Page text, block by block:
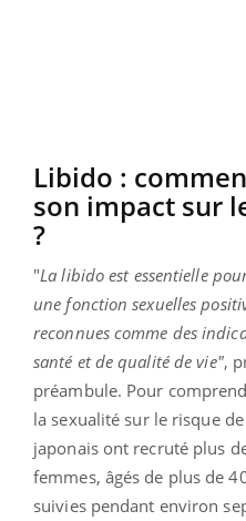
Libido :
son impact sur
?
"La libido est essentielle
une fonction sexuelles
reconnues comme des
santé et de qualité de vie",
préambule. Pour
la sexualité sur le risque
japonais ont recruté plus
femmes, âgés de plus de
suivies pendant environ